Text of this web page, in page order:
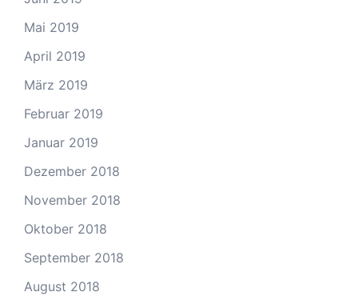
Mai 2019
April 2019
März 2019
Februar 2019
Januar 2019
Dezember 2018
November 2018
Oktober 2018
September 2018
August 2018